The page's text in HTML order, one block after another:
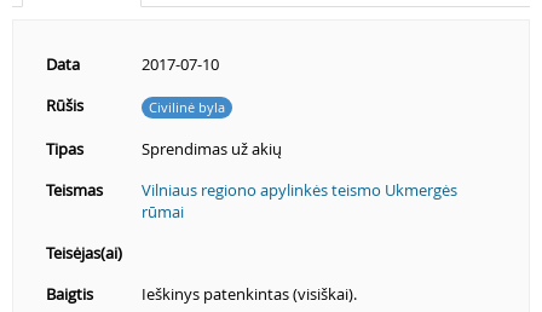
Data
2017-07-10
Rūšis
Civilinė byla
Tipas
Sprendimas už akių
Teismas
Vilniaus regiono apylinkės teismo Ukmergės
rūmai
Teisėjas(ai)
Baigtis
Ieškinys patenkintas (visiškai).